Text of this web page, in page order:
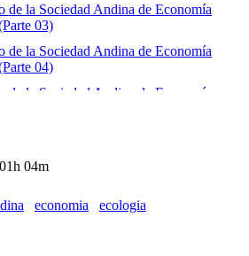
de la Sociedad Andina de Economía
03)
de la Sociedad Andina de Economía
04)
de la Sociedad Andina de Economía
de la Sociedad Andina de Economía
de la Sociedad Andina de Economía
01h 04m
economia ecologia